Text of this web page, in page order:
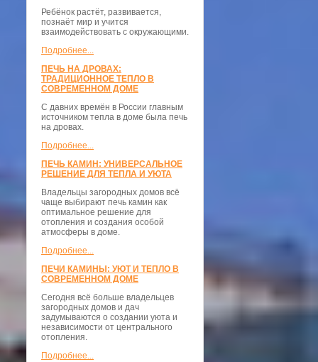
Ребёнок растёт, развивается,
познаёт мир и учится
взаимодействовать с окружающими.
Подробнее...
ПЕЧЬ НА ДРОВАХ:
ТРАДИЦИОННОЕ ТЕПЛО В
СОВРЕМЕННОМ ДОМЕ
С давних времён в России главным
источником тепла в доме была печь
на дровах.
Подробнее...
ПЕЧЬ КАМИН: УНИВЕРСАЛЬНОЕ
РЕШЕНИЕ ДЛЯ ТЕПЛА И УЮТА
Владельцы загородных домов всё
чаще выбирают печь камин как
оптимальное решение для
отопления и создания особой
атмосферы в доме.
Подробнее...
ПЕЧИ КАМИНЫ: УЮТ И ТЕПЛО В
СОВРЕМЕННОМ ДОМЕ
Сегодня всё больше владельцев
загородных домов и дач
задумываются о создании уюта и
независимости от центрального
отопления.
Подробнее...